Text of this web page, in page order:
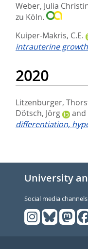
Weber, Julia
zu Köln.
Kuiper-Makris, C.E.
intrauterine
2020
Litzenburger,
Dötsch, Jörg
and
differentiation,
University
Social media